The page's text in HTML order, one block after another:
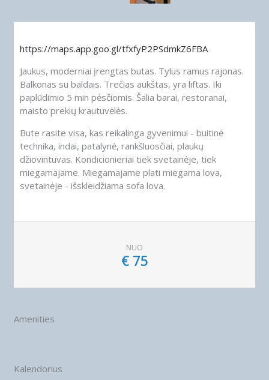
https://maps.app.goo.gl/tfxfyP2PSdmkZ6FBA
Jaukus, moderniai įrengtas butas. Tylus ramus rajonas.
Balkonas su baldais. Trečias aukštas, yra liftas. Iki
paplūdimio 5 min pėsčiomis. Šalia barai, restoranai,
maisto prekių krautuvėlės.
Bute rasite visa, kas reikalinga gyvenimui - buitinė
technika, indai, patalynė, rankšluosčiai, plaukų
džiovintuvas. Kondicionieriai tiek svetainėje, tiek
miegamajame. Miegamajame plati miegama lova,
svetainėje - išskleidžiama sofa lova.
NUO
€ 75
Amenities
Kalendorius